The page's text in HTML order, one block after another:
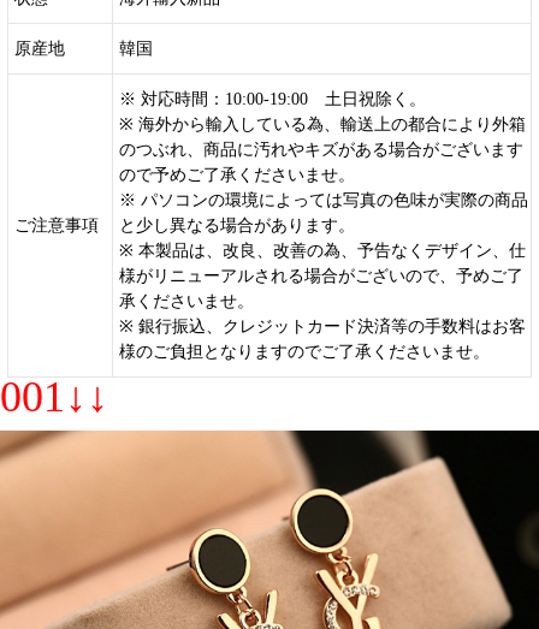
原産地 韓国
ご注意事項
※ 対応時間：10:00-19:00 土日祝除く。
※ 海外から輸入している為、輸送上の都合により外箱
のつぶれ、商品に汚れやキズがある場合がございます
ので予めご了承くださいませ。
※ パソコンの環境によっては写真の色味が実際の商品
と少し異なる場合があります。
※ 本製品は、改良、改善の為、予告なくデザイン、仕
様がリニューアルされる場合がございので、予めご了
承くださいませ。
※ 銀行振込、クレジットカード決済等の手数料はお客
様のご負担となりますのでご了承くださいませ。
001↓↓